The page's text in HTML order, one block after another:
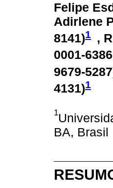
Felipe
Adirlene
8141)1 ,
0001-
9679-5287
4131)1
1
BA, Brasil